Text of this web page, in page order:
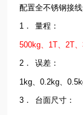
配置全不锈钢接
1．
量程：
500kg、1T、2T
2．
误差：
1kg、0.2kg、
3．
台面尺寸：